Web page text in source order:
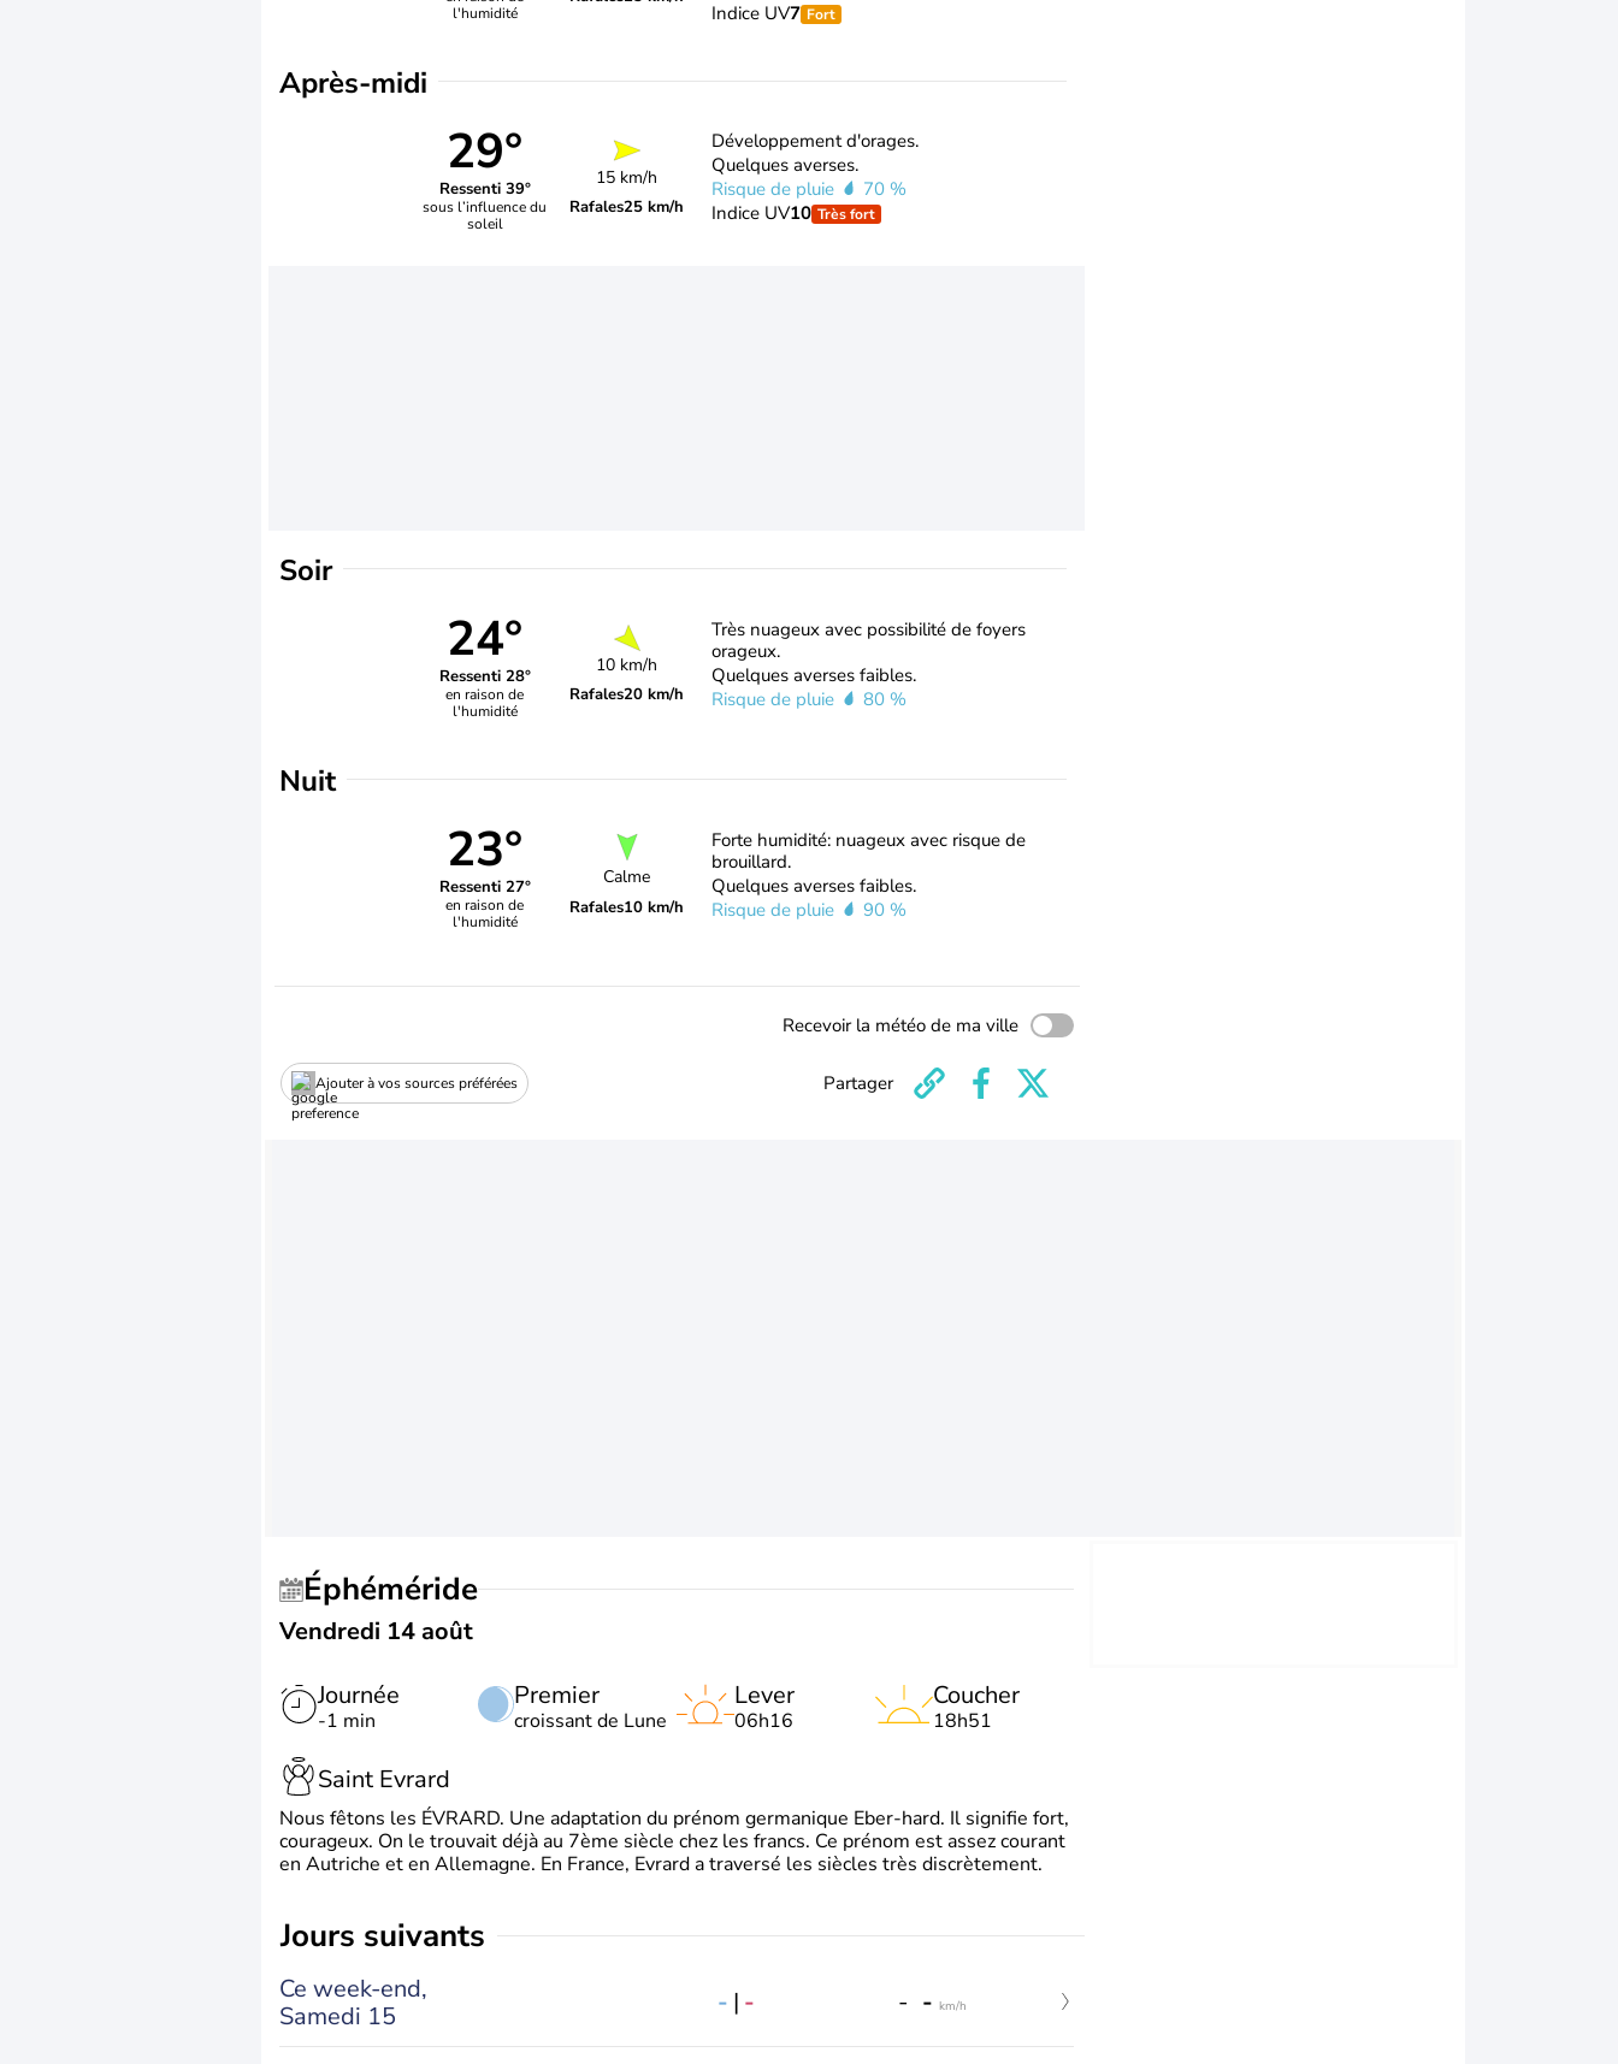
l'humidité
Indice UV7 Fort
Après-midi
29°
Ressenti 39°
sous l’influence du
soleil
15 km/h
Rafales25 km/h
Développement d'orages.
Quelques averses.
Risque de pluie
70 %
Indice UV10 Très fort
Soir
24°
Ressenti 28°
en raison de
l'humidité
10 km/h
Rafales20 km/h
Très nuageux avec possibilité de foyers
orageux.
Quelques averses faibles.
Risque de pluie
80 %
Nuit
23°
Ressenti 27°
en raison de
l'humidité
Calme
Rafales10 km/h
Forte humidité: nuageux avec risque de
brouillard.
Quelques averses faibles.
Risque de pluie
90 %
Recevoir la météo de ma ville
Ajouter à vos sources préférées Partager
Éphéméride
Vendredi 14 août
Journée
-1 min
Premier
croissant de Lune
Lever
06h16
Coucher
18h51
Saint Evrard
Nous fêtons les ÉVRARD. Une adaptation du prénom germanique Eber-hard. Il signifie fort,
courageux. On le trouvait déjà au 7ème siècle chez les francs. Ce prénom est assez courant
en Autriche et en Allemagne. En France, Evrard a traversé les siècles très discrètement.
jours suivants
Ce week-end,
Samedi 15
- | - - - km/h